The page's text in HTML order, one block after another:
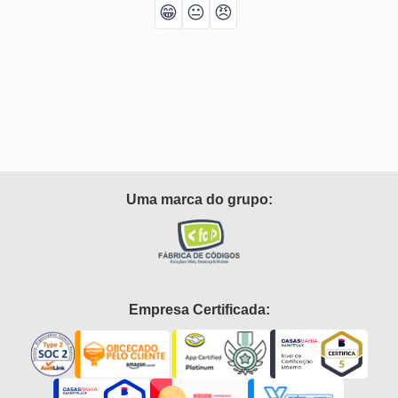
😁 😐 😠
Uma marca do grupo:
Empresa Certificada: